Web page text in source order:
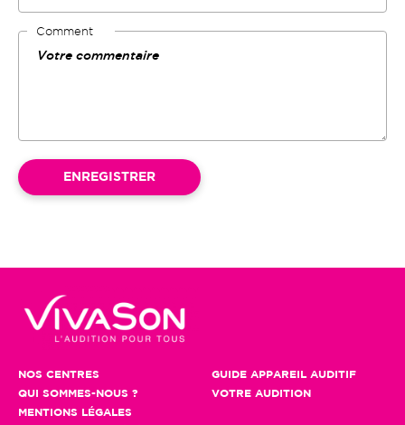
Comment
NOS CENTRES
QUI SOMMES-NOUS ?
MENTIONS LÉGALES
GUIDE APPAREIL AUDITIF
VOTRE AUDITION